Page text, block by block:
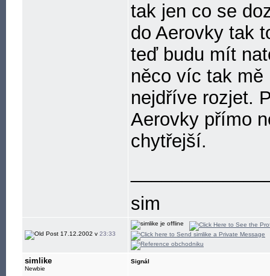
tak jen co se
do Aerovky tak
teď budu mít
něco víc tak mě
nejdříve rozjet.
Aerovky přímo
chytřejší.
sim
17.12.2002 v 23:33
simlike
Newbie
Signál